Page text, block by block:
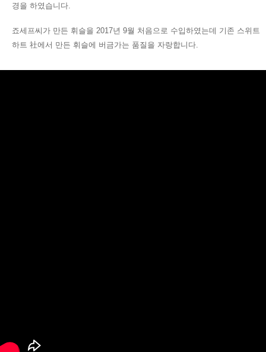
경을 하였습니다.
죠세프씨가 만든 휘슬을 2017년 9월 처음으로 수입하였는데 기존 스위트
하트 社에서 만든 휘슬에 버금가는 품질을 자랑합니다.